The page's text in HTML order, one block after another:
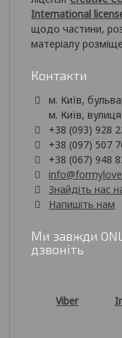
International
щодо частини,
матеріалу
Контакти
м. Київ,
м. Київ,
+38 (093) 928
+38 (097) 507
+38 (067) 948
Знайдіть нас
Напишіть нам
Ми завжди
дзвоніть
Viber